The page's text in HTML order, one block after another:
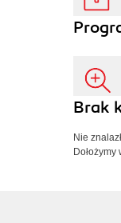
Brak
Nie